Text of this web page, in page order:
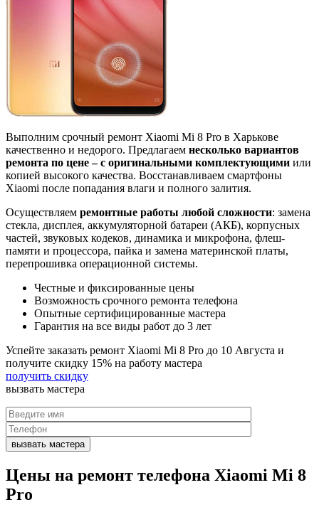
Выполним срочный ремонт Xiaomi Mi 8 Pro в Харькове
качественно и недорого. Предлагаем несколько вариантов
ремонта по цене – с оригинальными комплектующими или
копией высокого качества. Восстанавливаем смартфоны
Xiaomi после попадания влаги и полного залития.
Осуществляем ремонтные работы любой сложности: замена
стекла, дисплея, аккумуляторной батареи (АКБ), корпусных
частей, звуковых кодеков, динамика и микрофона, флеш-
памяти и процессора, пайка и замена материнской платы,
перепрошивка операционной системы.
Честные и фиксированные цены
Возможность срочного ремонта телефона
Опытные сертифицированные мастера
Гарантия на все виды работ до 3 лет
Успейте заказать ремонт Xiaomi Mi 8 Pro до 10 Августа и
получите скидку 15% на работу мастера
получить скидку
вызвать мастера
Цены на ремонт телефона Xiaomi Mi 8
Pro